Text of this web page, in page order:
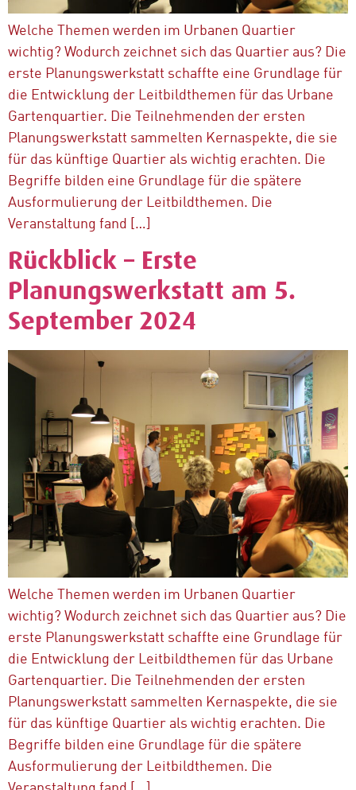
Welche Themen werden im Urbanen Quartier
wichtig? Wodurch zeichnet sich das Quartier aus? Die
erste Planungswerkstatt schaffte eine Grundlage für
die Entwicklung der Leitbildthemen für das Urbane
Gartenquartier. Die Teilnehmenden der ersten
Planungswerkstatt sammelten Kernaspekte, die sie
für das künftige Quartier als wichtig erachten. Die
Begriffe bilden eine Grundlage für die spätere
Ausformulierung der Leitbildthemen. Die
Veranstaltung fand […]
Rückblick – Erste
Planungswerkstatt am 5.
September 2024
Welche Themen werden im Urbanen Quartier
wichtig? Wodurch zeichnet sich das Quartier aus? Die
erste Planungswerkstatt schaffte eine Grundlage für
die Entwicklung der Leitbildthemen für das Urbane
Gartenquartier. Die Teilnehmenden der ersten
Planungswerkstatt sammelten Kernaspekte, die sie
für das künftige Quartier als wichtig erachten. Die
Begriffe bilden eine Grundlage für die spätere
Ausformulierung der Leitbildthemen. Die